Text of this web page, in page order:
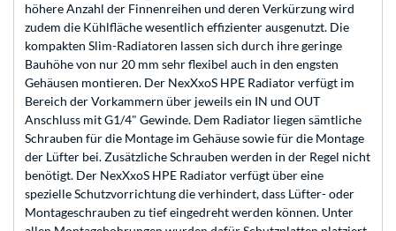
höhere Anzahl der Finnenreihen und deren Verkürzung wird
zudem die Kühlfläche wesentlich effizienter ausgenutzt. Die
kompakten Slim-Radiatoren lassen sich durch ihre geringe
Bauhöhe von nur 20 mm sehr flexibel auch in den engsten
Gehäusen montieren. Der NexXxoS HPE Radiator verfügt im
Bereich der Vorkammern über jeweils ein IN und OUT
Anschluss mit G1/4" Gewinde. Dem Radiator liegen sämtliche
Schrauben für die Montage im Gehäuse sowie für die Montage
der Lüfter bei. Zusätzliche Schrauben werden in der Regel nicht
benötigt. Der NexXxoS HPE Radiator verfügt über eine
spezielle Schutzvorrichtung die verhindert, dass Lüfter- oder
Montageschrauben zu tief eingedreht werden können. Unter